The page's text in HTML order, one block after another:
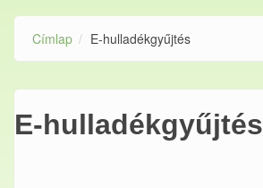
Címlap E-hulladékgyűjtés
E-hulladékgyűjtés